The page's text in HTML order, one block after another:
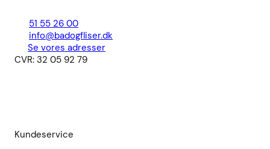
51 55 26 00
info@badogfliser.dk
Se vores adresser
CVR: 32 05 92 79
Kundeservice